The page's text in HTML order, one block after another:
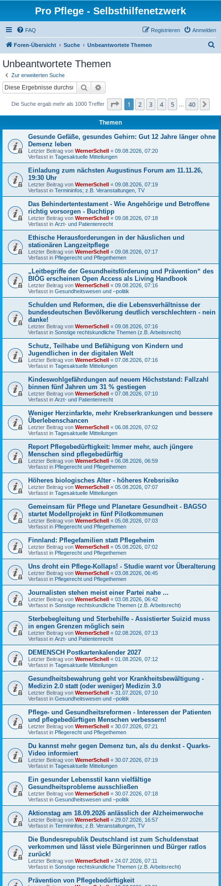
Pro Pflege - Selbsthilfenetzwerk
FAQ Anmelden
Registrieren
Foren-Übersicht Suche Unbeantwortete Themen
Unbeantwortete Themen
Zur erweiterten Suche
Suche
Die Suche ergab mehr als 1000 Treffer Seite 1von 40
1 2 3 4 5 40
Themen
Gesunde Gefäße, gesundes Gehirn: Gut 12 Jahre länger ohne
Demenz leben
Letzter Beitrag von WernerSchell « 09.08.2026, 07:20
Verfasst in Tagesaktuelle Mitteilungen
Einladung zum nächsten Augustinus Forum am 11.11.26,
19:30 Uhr
Letzter Beitrag von WernerSchell « 09.08.2026, 07:19
Verfasst in Termininfos; z.B. Veranstaltungen, TV
Das Behindertentestament - Wie Angehörige und Betroffene
richtig vorsorgen - Buchtipp
Letzter Beitrag von WernerSchell « 09.08.2026, 07:18
Verfasst in Arzt- und Patientenrecht
Ethische Herausforderungen in der häuslichen und
stationären Langzeitpflege
Letzter Beitrag von WernerSchell « 09.08.2026, 07:17
Verfasst in Pflegerecht und Pflegethemen
„Leitbegriffe der Gesundheitsförderung und Prävention“ des
BIÖG erscheinen Open Access als Living Handbook
Letzter Beitrag von WernerSchell « 09.08.2026, 07:16
Verfasst in Gesundheitswesen und –politik
Schulden und Reformen, die die Lebensverhältnisse der
bundesdeutschen Bevölkerung deutlich verschlechtern - nein
danke!
Letzter Beitrag von WernerSchell « 09.08.2026, 07:16
Verfasst in Sonstige rechtskundliche Themen (z.B. Arbeitsrecht)
Schutz, Teilhabe und Befähigung von Kindern und
Jugendlichen in der digitalen Welt
Letzter Beitrag von WernerSchell « 07.08.2026, 07:16
Verfasst in Tagesaktuelle Mitteilungen
Kindeswohlgefährdungen auf neuem Höchststand: Fallzahl
binnen fünf Jahren um 31 % gestiegen
Letzter Beitrag von WernerSchell « 07.08.2026, 07:10
Verfasst in Arzt- und Patientenrecht
Weniger Herzinfarkte, mehr Krebserkrankungen und bessere
Überlebenschancen
Letzter Beitrag von WernerSchell « 06.08.2026, 07:02
Verfasst in Tagesaktuelle Mitteilungen
Report Pflegebedürftigkeit: Immer mehr, auch jüngere
Menschen sind pflegebedürftig
Letzter Beitrag von WernerSchell « 06.08.2026, 06:59
Verfasst in Pflegerecht und Pflegethemen
Höheres biologisches Alter - höheres Krebsrisiko
Letzter Beitrag von WernerSchell « 05.08.2026, 07:07
Verfasst in Tagesaktuelle Mitteilungen
Gemeinsam für Pflege und Planetare Gesundheit - BAGSO
startet Modellprojekt in fünf Pilotkommunen
Letzter Beitrag von WernerSchell « 05.08.2026, 07:03
Verfasst in Pflegerecht und Pflegethemen
Finnland: Pflegefamilien statt Pflegeheim
Letzter Beitrag von WernerSchell « 05.08.2026, 07:02
Verfasst in Pflegerecht und Pflegethemen
Uns droht ein Pflege-Kollaps! - Studie warnt vor Überalterung
Letzter Beitrag von WernerSchell « 03.08.2026, 06:45
Verfasst in Pflegerecht und Pflegethemen
Journalisten stehen meist einer Partei nahe ...
Letzter Beitrag von WernerSchell « 03.08.2026, 06:42
Verfasst in Sonstige rechtskundliche Themen (z.B. Arbeitsrecht)
Sterbebegleitung und Sterbehilfe - Assistierter Suizid muss
in engen Grenzen möglich sein
Letzter Beitrag von WernerSchell « 02.08.2026, 07:13
Verfasst in Arzt- und Patientenrecht
DEMENSCH Postkartenkalender 2027
Letzter Beitrag von WernerSchell « 01.08.2026, 07:12
Verfasst in Tagesaktuelle Mitteilungen
Gesundheitsbewahrung geht vor Krankheitsbewältigung -
Medizin 2.0 statt (oder weniger) Medizin 3.0
Letzter Beitrag von WernerSchell « 31.07.2026, 07:10
Verfasst in Gesundheitswesen und –politik
Pflege- und Gesundheitsreformen - Interessen der Patienten
und pflegebedürftigen Menschen verbessern!
Letzter Beitrag von WernerSchell « 30.07.2026, 07:21
Verfasst in Pflegerecht und Pflegethemen
Du kannst mehr gegen Demenz tun, als du denkst - Quarks-
Video informiert
Letzter Beitrag von WernerSchell « 30.07.2026, 07:19
Verfasst in Tagesaktuelle Mitteilungen
Ein gesunder Lebensstil kann vielfältige
Gesundheitsprobleme ausschließen
Letzter Beitrag von WernerSchell « 30.07.2026, 07:18
Verfasst in Gesundheitswesen und –politik
Aktionstag am 18.09.2026 anlässlich der Alzheimerwoche
Letzter Beitrag von WernerSchell « 29.07.2026, 16:57
Verfasst in Termininfos; z.B. Veranstaltungen, TV
Die Bundesrepublik Deutschland ist zum Schuldenstaat
verkommen und lässt viele Bürgerinnen und Bürger ratlos
zurück!
Letzter Beitrag von WernerSchell « 24.07.2026, 07:11
Verfasst in Sonstige rechtskundliche Themen (z.B. Arbeitsrecht)
Prävention von Pflegebedürftigkeit